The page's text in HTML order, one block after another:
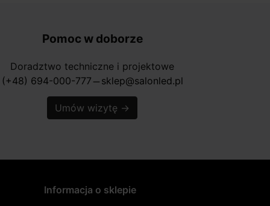
Pomoc w doborze
Doradztwo techniczne i projektowe
(+48) 694-000-777 horizontal_rule sklep@salonled.pl
Umów wizytę →
Informacja o sklepie